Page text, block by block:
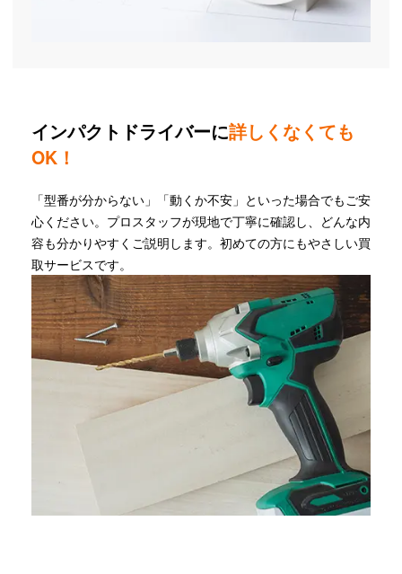
インパクトドライバーに詳しくなくても
OK！
「型番が分からない」「動くか不安」といった場合でもご安
心ください。プロスタッフが現地で丁寧に確認し、どんな内
容も分かりやすくご説明します。初めての方にもやさしい買
取サービスです。